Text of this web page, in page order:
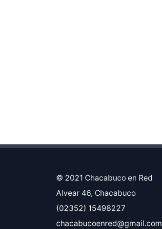
© 2021 Chacabuco en Red
Alvear 46, Chacabuco
(02352) 15498227
chacabucoenred@gmail.com